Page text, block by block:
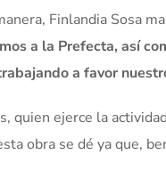
Finlandia Sosa
a la Prefecta, así
a favor
quien ejerce la
obra se dé ya que,